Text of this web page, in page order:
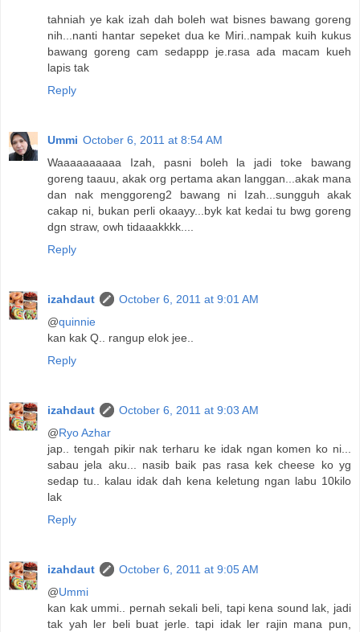
tahniah ye kak izah dah boleh wat bisnes bawang goreng
nih...nanti hantar sepeket dua ke Miri..nampak kuih kukus
bawang goreng cam sedappp je.rasa ada macam kueh
lapis tak
Reply
Ummi October 6, 2011 at 8:54 AM
Waaaaaaaaaa Izah, pasni boleh la jadi toke bawang
goreng taauu, akak org pertama akan langgan...akak mana
dan nak menggoreng2 bawang ni Izah...sungguh akak
cakap ni, bukan perli okaayy...byk kat kedai tu bwg goreng
dgn straw, owh tidaaakkkk....
Reply
izahdaut
October 6, 2011 at 9:01 AM
@quinnie
kan kak Q.. rangup elok jee..
Reply
izahdaut
October 6, 2011 at 9:03 AM
@Ryo Azhar
jap.. tengah pikir nak terharu ke idak ngan komen ko ni...
sabau jela aku... nasib baik pas rasa kek cheese ko yg
sedap tu.. kalau idak dah kena keletung ngan labu 10kilo
lak
Reply
izahdaut
October 6, 2011 at 9:05 AM
@Ummi
kan kak ummi.. pernah sekali beli, tapi kena sound lak, jadi
tak yah ler beli buat jerle. tapi idak ler rajin mana pun,